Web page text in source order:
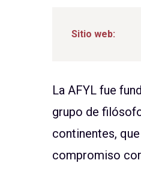
Sitio web:
La AFYL fue
grupo de
continentes,
compromiso